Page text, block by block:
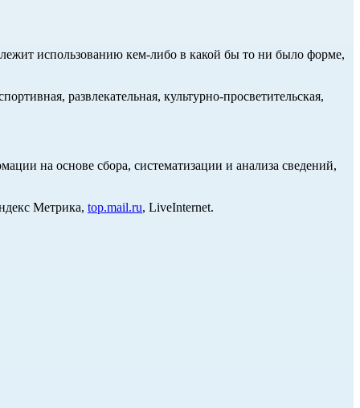
использованию кем-либо в какой бы то ни было форме,
развлекательная, культурно-просветительская,
на основе сбора, систематизации и анализа сведений,
Метрика, top.mail.ru, LiveInternet.